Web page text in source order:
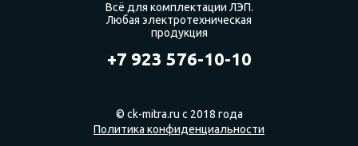
Всё для комплектации ЛЭП.
Любая электротехническая
продукция
+7 923 576-10-10
© ck-mitra.ru с 2018 года
Политика конфиденциальности